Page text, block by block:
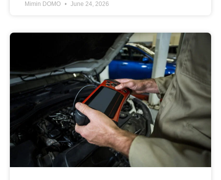
Mimin DOMO June 24, 2026